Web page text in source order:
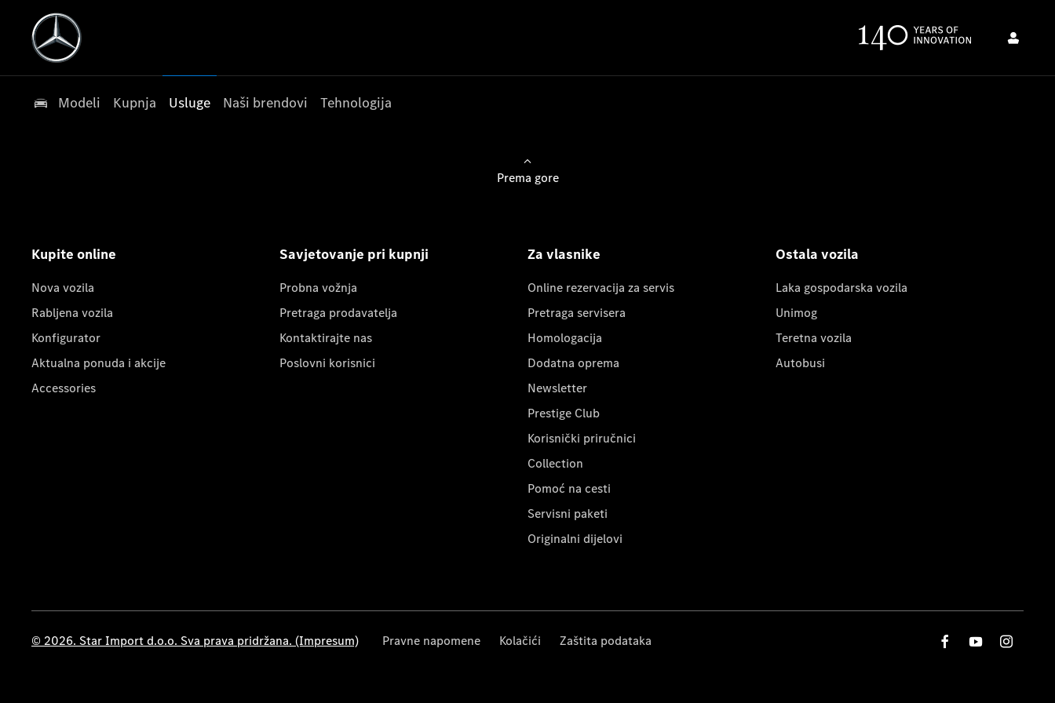
Modeli Kupnja Usluge Naši brendovi Tehnologija
Prema gore
Kupite online
Nova vozila
Rabljena vozila
Konfigurator
Aktualna ponuda i akcije
Accessories
Savjetovanje pri kupnji
Probna vožnja
Pretraga prodavatelja
Kontaktirajte nas
Poslovni korisnici
Za vlasnike
Online rezervacija za servis
Pretraga servisera
Homologacija
Dodatna oprema
Newsletter
Prestige Club
Korisnički priručnici
Collection
Pomoć na cesti
Servisni paketi
Originalni dijelovi
Ostala vozila
Laka gospodarska vozila
Unimog
Teretna vozila
Autobusi
© 2026. Star Import d.o.o. Sva prava pridržana. (Impresum) Pravne napomene Kolačići Zaštita podataka